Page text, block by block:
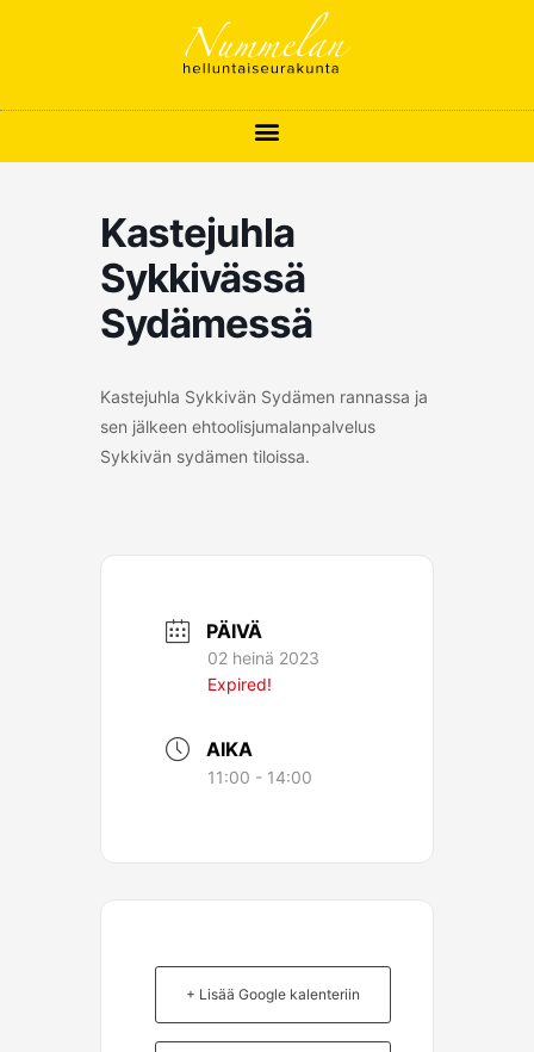
Kastejuhla
Sykkivässä
Sydämessä
Kastejuhla Sykkivän Sydämen rannassa ja
sen jälkeen ehtoolisjumalanpalvelus
Sykkivän sydämen tiloissa.
PÄIVÄ
02 heinä 2023
Expired!
AIKA
11:00 - 14:00
+ Lisää Google kalenteriin